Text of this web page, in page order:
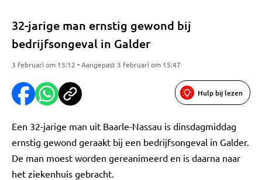
32-jarige man ernstig gewond bij
bedrijfsongeval in Galder
3 februari om 15:12 • Aangepast 3 februari om 15:47
Hulp bij lezen
Een 32-jarige man uit Baarle-Nassau is dinsdagmiddag
ernstig gewond geraakt bij een bedrijfsongeval in Galder.
De man moest worden gereanimeerd en is daarna naar
het ziekenhuis gebracht.